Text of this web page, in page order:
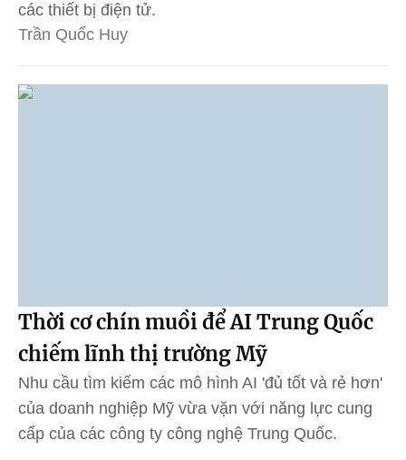
các thiết bị điện tử.
Trần Quốc Huy
Thời cơ chín muồi để AI Trung Quốc
chiếm lĩnh thị trường Mỹ
Nhu cầu tìm kiếm các mô hình AI 'đủ tốt và rẻ hơn'
của doanh nghiệp Mỹ vừa vặn với năng lực cung
cấp của các công ty công nghệ Trung Quốc.